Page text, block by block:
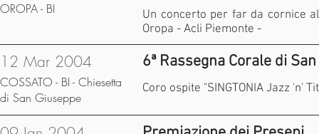
OROPA - BI
Un concerto per far da cornice
Oropa - Acli Piemonte -
12 Mar 2004
COSSATO - BI - Chiesetta
di San Giuseppe
6ª Rassegna Corale di
Coro ospite "SINGTONIA Jazz 'n'